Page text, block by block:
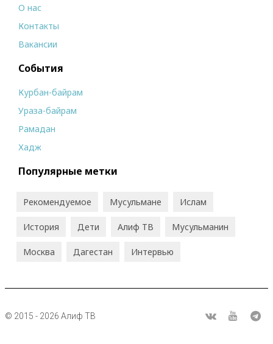
О нас
Контакты
Вакансии
События
Курбан-байрам
Ураза-байрам
Рамадан
Хадж
Популярные метки
Рекомендуемое Мусульмане Ислам
История Дети Алиф ТВ Мусульманин
Москва Дагестан Интервью
© 2015 - 2026 Алиф ТВ